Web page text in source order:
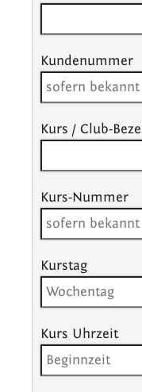
Kundenummer
Kurs / Club-
Kurs-Nummer
Kurstag
Kurs Uhrzeit